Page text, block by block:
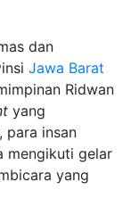
dan
Jawa Barat
Ridwan
yang
para insan
mengikuti gelar
yang